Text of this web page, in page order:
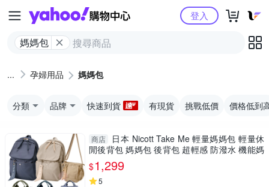
Yahoo購物中心
媽媽包
登入
孕婦用品 媽媽包
分類 品牌 快速到貨 有現貨 挑戰低價 價格低到
商店
日本 Nicott Take Me 輕量媽媽包 輕量休
閒後背包 媽媽包 後背包 超輕感 防潑水 機能媽
媽包 TakeMe
$1,299
5